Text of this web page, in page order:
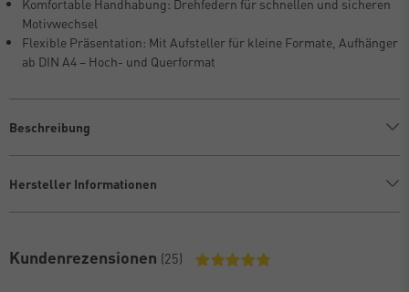
Komfortable Handhabung: Drehfedern für schnellen und sicheren
Motivwechsel
Flexible Präsentation: Mit Aufsteller für kleine Formate, Aufhänger
ab DIN A4 – Hoch- und Querformat
Beschreibung
Hersteller Informationen
Kundenrezensionen (25)